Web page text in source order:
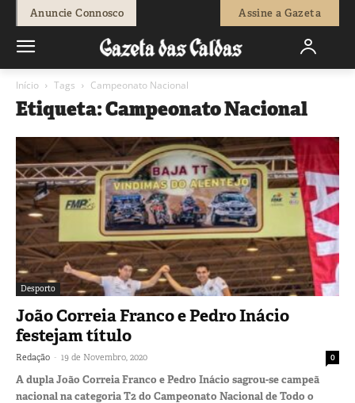
Anuncie Connosco Assine a Gazeta
Início Tags Campeonato Nacional
Etiqueta: Campeonato Nacional
Desporto
João Correia Franco e Pedro Inácio
festejam título
Redação - 19 de Novembro, 2020 0
A dupla João Correia Franco e Pedro Inácio sagrou-se campeã
nacional na categoria T2 do Campeonato Nacional de Todo o